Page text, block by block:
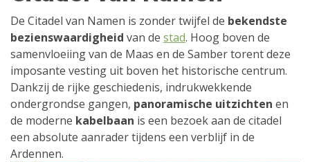
De Citadel van Namen is zonder twijfel de bekendste
bezienswaardigheid van de stad. Hoog boven de
samenvloeiing van de Maas en de Samber torent deze
imposante vesting uit boven het historische centrum.
Dankzij de rijke geschiedenis, indrukwekkende
ondergrondse gangen, panoramische uitzichten en
de moderne kabelbaan is een bezoek aan de citadel
een absolute aanrader tijdens een verblijf in de
Ardennen.